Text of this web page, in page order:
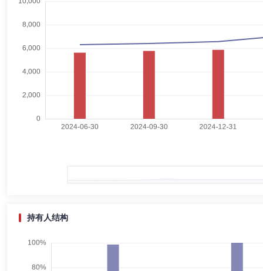
从业经验。2008年10月加盟景顺长城基金管理有限公司，现任公司督察
管理有限公司，现任公司副总经理、零售业务部总经理。
毛从容女士：武汉大学经济学学士、华中理工大学经济学硕士。具有
管理景顺长城景盛双息收益债券型证券投资基金；2015年9月至2018
金；2017年3月至2020年5月管理景顺长城景泰丰利纯债债券型证券投
持有人结构